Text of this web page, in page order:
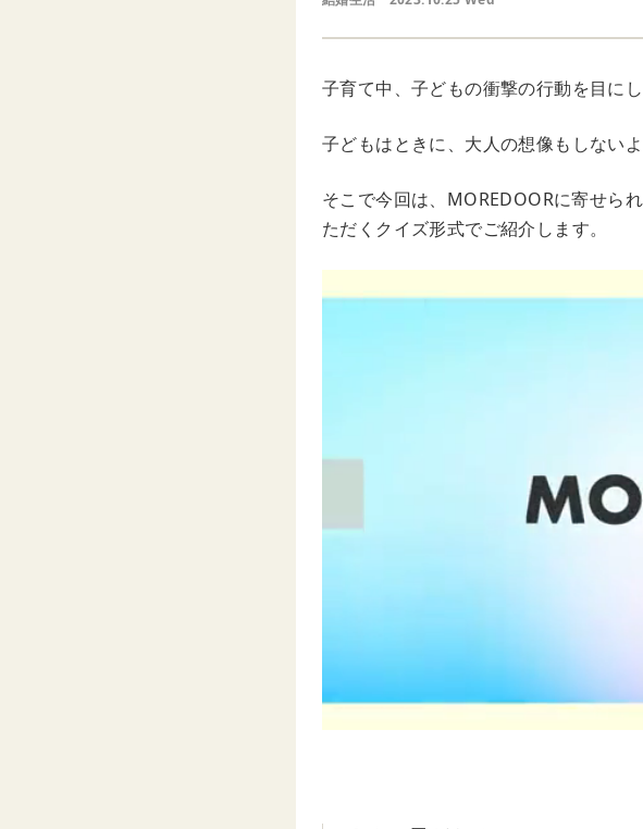
子育て中、子どもの衝撃の行動を目に
子どもはときに、大人の想像もしない
そこで今回は、MOREDOORに寄せら
ただくクイズ形式でご紹介します。